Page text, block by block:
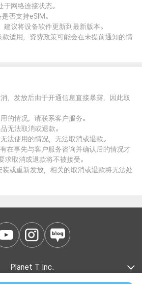
于网络连接状态。
否支持eSIM。
建议将设备软件更新到最新版本。
款适用，资费政策可能会在未提前通知的情
，发放后由于开通信息直接暴露，因此取
的情况，请联系客户服务。
无法取消或退款。
法使用的情况，无法取消或退款。
在事先与客户服务咨询并确认后的情况才
求取消或退款将不被接受。
装或重新发放，相关的取消或退款将无法处
Planet T Inc.